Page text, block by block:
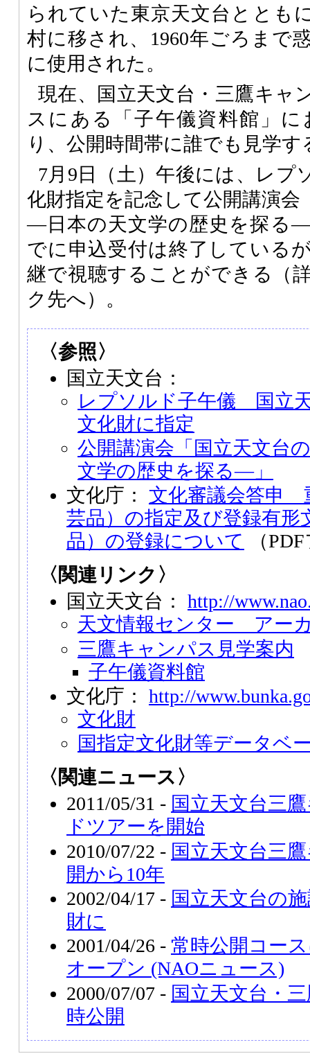
られていた東京天文台ととも
村に移され、1960年ごろまで
に使用された。
現在、国立天文台・三鷹キャ
スにある「子午儀資料館」
り、公開時間帯に誰でも見学
7月9日（土）午後には、レプ
化財指定を記念して公開講演会
―日本の天文学の歴史を探る
でに申込受付は終了している
継で視聴することができる（
ク先へ）。
〈参照〉
国立天文台：
レプソルド子午儀 国立
文化財に指定
公開講演会「国立天文台
文学の歴史を探る―」
文化庁： 文化審議会答申
芸品）の指定及び登録有形
品）の登録について
（
〈関連リンク〉
国立天文台： http://
天文情報センター アー
三鷹キャンパス見学案内
子午儀資料館
文化庁： http://
文化財
国指定文化財等データベ
〈関連ニュース〉
2011/05/31 - 国立天文台三
ドツアーを開始
2010/07/22 - 国立天文台三
開から10年
2002/04/17 - 国立天文台の
財に
2001/04/26 - 常時公開コー
オープン (NAOニュース)
2000/07/07 - 国立天文台・
時公開